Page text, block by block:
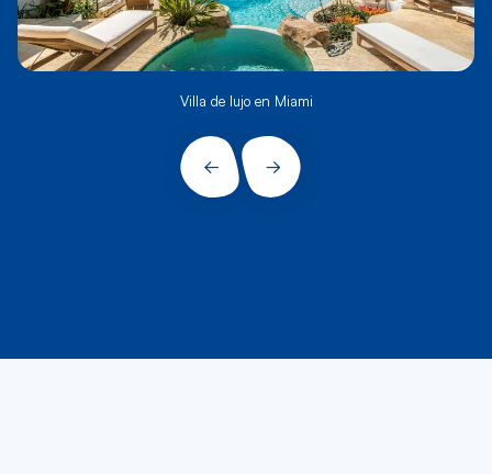
Villa de lujo en Miami
PRÉCÉDENT
SUIVANT